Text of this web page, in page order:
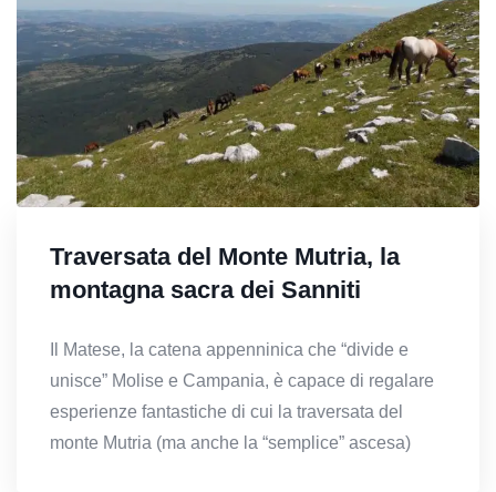
Traversata del Monte Mutria, la
montagna sacra dei Sanniti
Il Matese, la catena appenninica che “divide e
unisce” Molise e Campania, è capace di regalare
esperienze fantastiche di cui la traversata del
monte Mutria (ma anche la “semplice” ascesa)